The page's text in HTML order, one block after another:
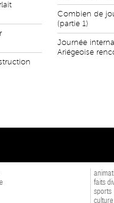
Combien de
(partie 1)
Journée
Ariégeoise
faits
sports
culture